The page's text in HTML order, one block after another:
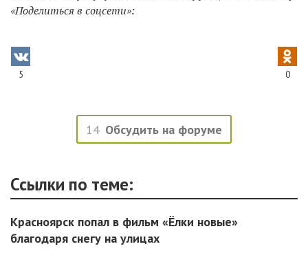
«Поделиться в соцсети»:
5 0
14 Обсудить на форуме
Ссылки по теме:
Красноярск попал в фильм «Ёлки новые»
благодаря снегу на улицах